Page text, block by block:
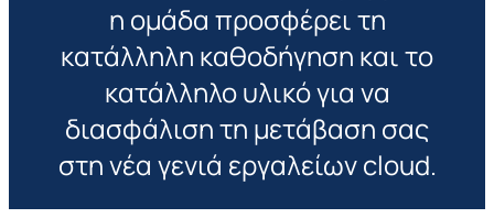
η ομάδα προσφέρει τη
κατάλληλη καθοδήγηση και το
κατάλληλο υλικό για να
διασφάλιση τη μετάβαση σας
στη νέα γενιά εργαλείων cloud.